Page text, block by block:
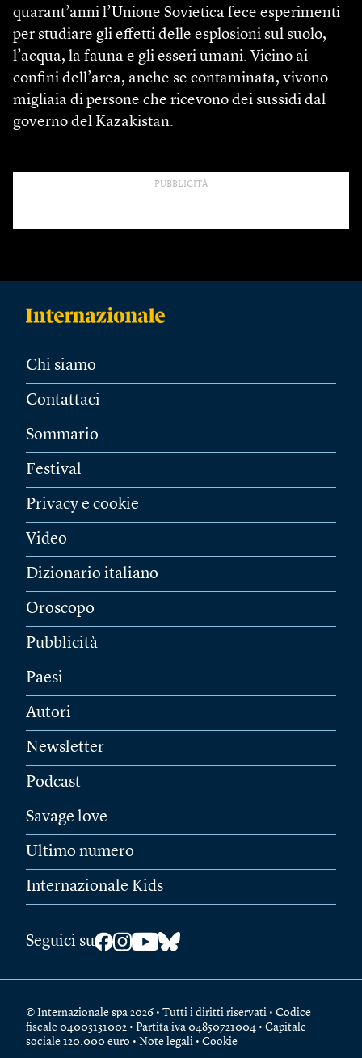
quarant’anni l’Unione Sovietica fece esperimenti
per studiare gli effetti delle esplosioni sul suolo,
l’acqua, la fauna e gli esseri umani. Vicino ai
confini dell’area, anche se contaminata, vivono
migliaia di persone che ricevono dei sussidi dal
governo del Kazakistan.
PUBBLICITÀ
Chi siamo
Contattaci
Sommario
Festival
Privacy e cookie
Video
Dizionario italiano
Oroscopo
Pubblicità
Paesi
Autori
Newsletter
Podcast
Savage love
Ultimo numero
Internazionale Kids
Seguici su
© Internazionale spa 2026 • Tutti i diritti riservati • Codice
fiscale 04003131002 • Partita iva 04850721004 • Capitale
sociale 120.000 euro • Note legali • Cookie